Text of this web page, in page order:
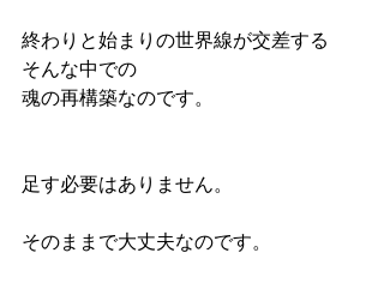
終わりと始まりの世界線が交差する
そんな中での
魂の再構築なのです。
足す必要はありません。
そのままで大丈夫なのです。